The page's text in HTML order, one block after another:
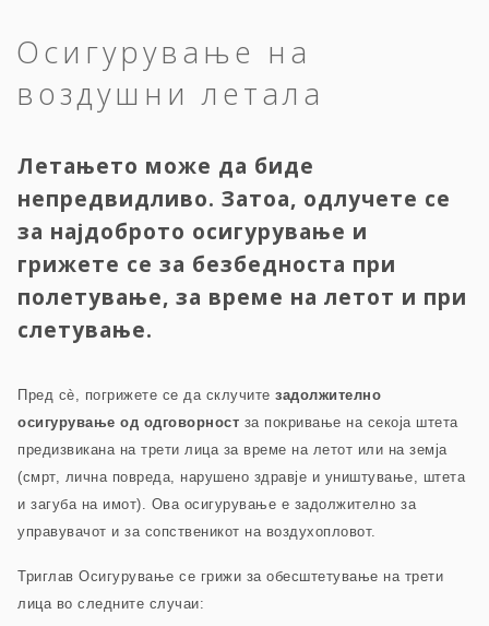
Осигурување на
воздушни летала
Летањето може да биде
непредвидливо. Затоа, одлучете се
за најдоброто осигурување и
грижете се за безбедноста при
полетување, за време на летот и при
слетување.
Пред сè, погрижете се да склучите задолжително
осигурување од одговорност за покривање на секоја штета
предизвикана на трети лица за време на летот или на земја
(смрт, лична повреда, нарушено здравје и уништување, штета
и загуба на имот). Ова осигурување е задолжително за
управувачот и за сопственикот на воздухопловот.
Триглав Осигурување се грижи за обесштетување на трети
лица во следните случаи: